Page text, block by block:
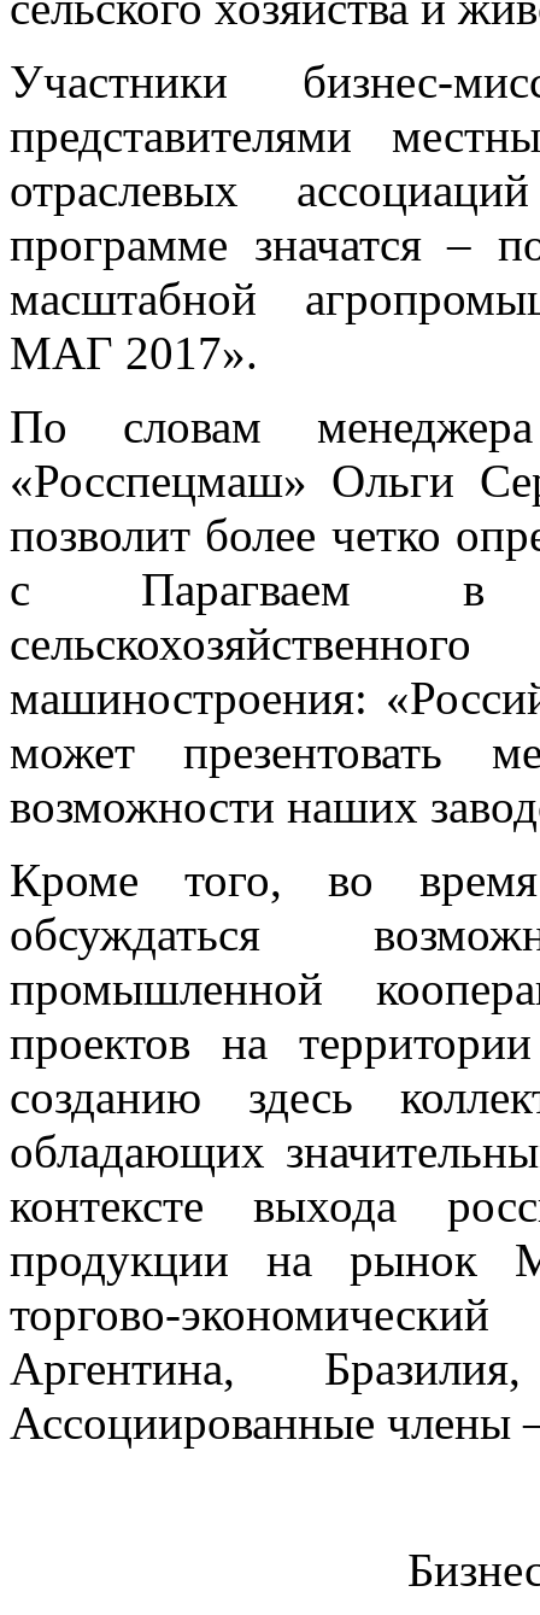
Участники бизнес-
представителями
отраслевых
программе значатся –
масштабной
МАГ 2017».
По словам
«Росспецмаш» Ольги
позволит более четко
с Парагваем в
машиностроения:
может презентовать
возможности наших
Кроме того, во
обсуждаться
промышленной
проектов на
созданию здесь
обладающих
контексте выхода
продукции на рынок
торгово-
Аргентина,
Ассоциированные члены